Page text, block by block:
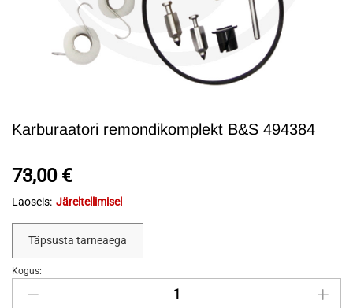
Karburaatori remondikomplekt B&S 494384
73,00 €
Laoseis: Järeltellimisel
Täpsusta tarneaega
Karburaatori
remondikomplekt
Kogus: